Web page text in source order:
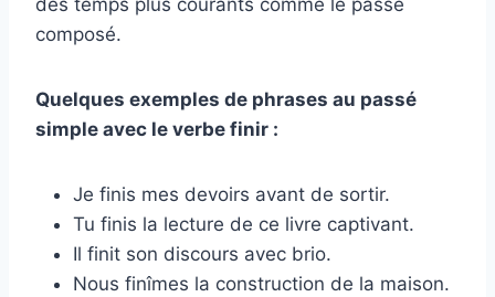
des temps plus courants comme le passé
composé.
Quelques exemples de phrases au passé
simple avec le verbe finir :
Je finis mes devoirs avant de sortir.
Tu finis la lecture de ce livre captivant.
Il finit son discours avec brio.
Nous finîmes la construction de la maison.